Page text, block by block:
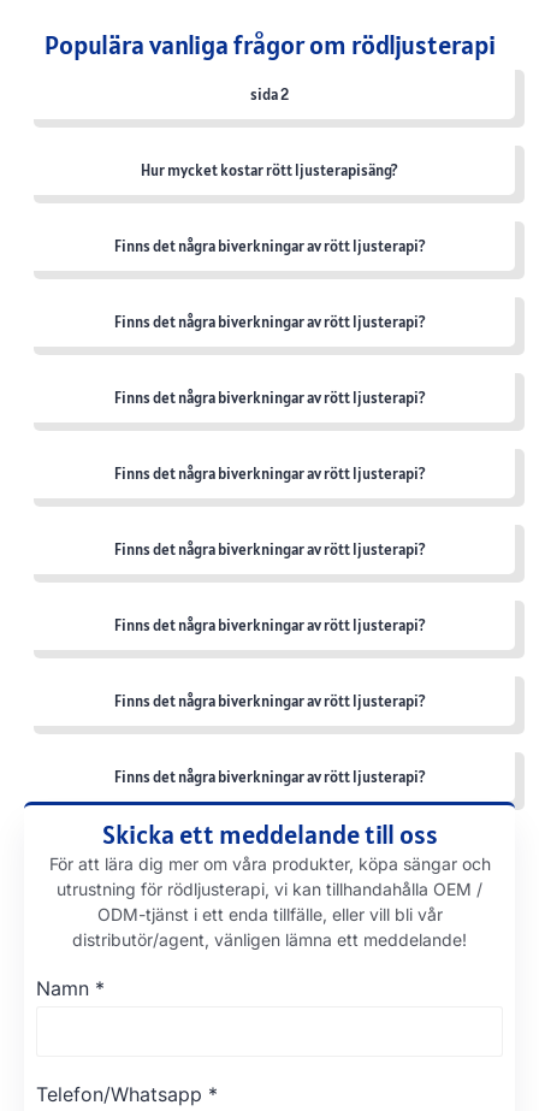
Populära vanliga frågor om rödljusterapi
sida 2
Hur mycket kostar rött ljusterapisäng?
Finns det några biverkningar av rött ljusterapi?
Finns det några biverkningar av rött ljusterapi?
Finns det några biverkningar av rött ljusterapi?
Finns det några biverkningar av rött ljusterapi?
Finns det några biverkningar av rött ljusterapi?
Finns det några biverkningar av rött ljusterapi?
Finns det några biverkningar av rött ljusterapi?
Finns det några biverkningar av rött ljusterapi?
Skicka ett meddelande till oss
För att lära dig mer om våra produkter, köpa sängar och
utrustning för rödljusterapi, vi kan tillhandahålla OEM /
ODM-tjänst i ett enda tillfälle, eller vill bli vår
distributör/agent, vänligen lämna ett meddelande!
Namn *
Telefon/Whatsapp *